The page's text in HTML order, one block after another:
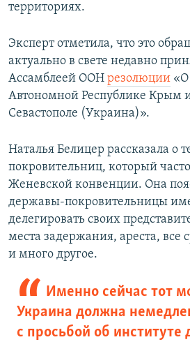
территориях.
Эксперт отметила, что это
актуально в свете недавно
Ассамблеей ООН резолюции «О
Автономной Республике Крым
Севастополе (Украина)».
Наталья Белицер рассказала о
покровительниц, который
Женевской конвенции. Она
державы-покровительницы
делегировать своих
места задержания, ареста, все
и много другое.
Именно сейчас тот
Украина должна
с просьбой об институте